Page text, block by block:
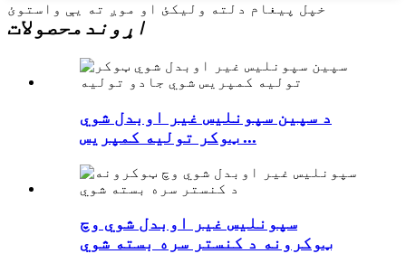
خپل پیغام دلته ولیکئ او موږ ته یې واستوئ
اړوند محصولات
د سپین سپونلیس غیر اوبدل شوي
ټوکر تولیه کمپریس ...
سپونلیس غیر اوبدل شوي وچ
ټوکرونه د کنستر سره بسته شوي